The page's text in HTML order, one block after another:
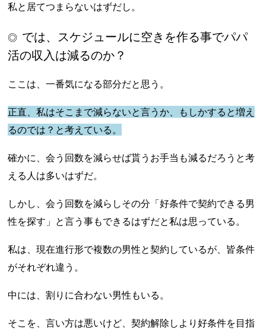
私と居てつまらないはずだし。
では、スケジュールに空きを作る事でパパ
活の収入は減るのか？
ここは、一番気になる部分だと思う。
正直、私はそこまで減らないと言うか、もしかすると増え
るのでは？と考えている。
確かに、会う回数を減らせば貰うお手当も減るだろうと考
える人は多いはずだ。
しかし、会う回数を減らしその分「好条件で契約できる男
性を探す」と言う事もできるはずだと私は思っている。
私は、現在進行形で複数の男性と契約しているが、皆条件
がそれぞれ違う。
中には、割りに合わない男性もいる。
そこを、言い方は悪いけど、契約解除しより好条件を目指